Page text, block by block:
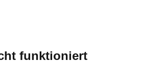
funktioniert